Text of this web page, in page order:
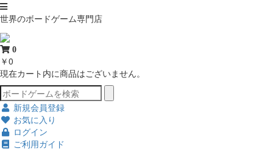
世界のボードゲーム専門店
0
￥0
現在カート内に商品はございません。
新規会員登録
お気に入り
ログイン
ご利用ガイド